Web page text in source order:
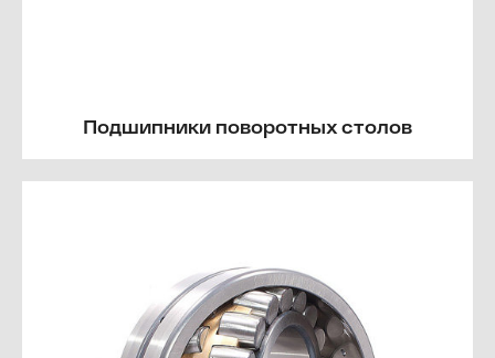
Подшипники поворотных столов